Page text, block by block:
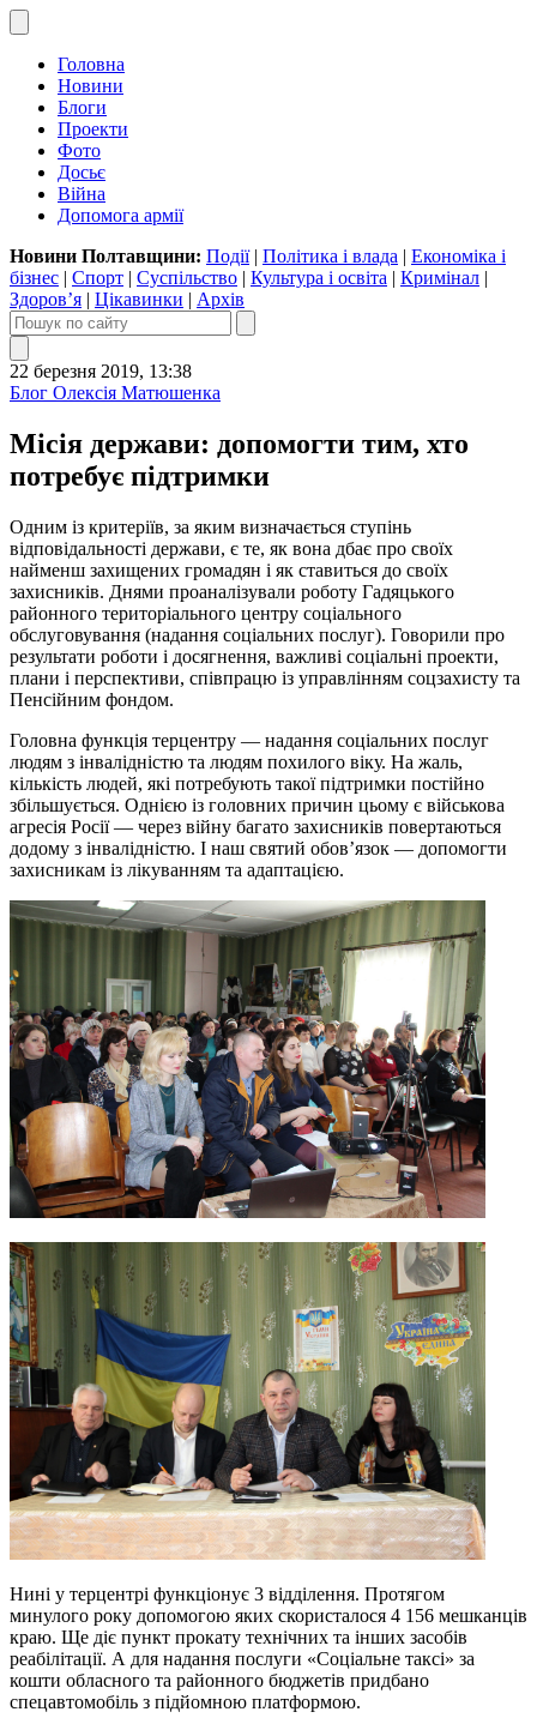
Головна
Новини
Блоги
Проекти
Фото
Досьє
Війна
Допомога армії
Новини Полтавщини: Події| Політика і влада | Економіка і
бізнес | Спорт | Суспільство | Культура і освіта | Кримінал |
Здоров’я | Цікавинки | Архів
22 березня 2019, 13:38
Блог Олексія Матюшенка
Місія держави: допомогти тим, хто
потребує підтримки
Одним із критеріїв, за яким визначається ступінь
відповідальності держави, є те, як вона дбає про своїх
найменш захищених громадян і як ставиться до своїх
захисників. Днями проаналізували роботу Гадяцького
районного територіального центру соціального
обслуговування (надання соціальних послуг). Говорили про
результати роботи і досягнення, важливі соціальні проекти,
плани і перспективи, співпрацю із управлінням соцзахисту та
Пенсійним фондом.
Головна функція терцентру — надання соціальних послуг
людям з інвалідністю та людям похилого віку. На жаль,
кількість людей, які потребують такої підтримки постійно
збільшується. Однією із головних причин цьому є військова
агресія Росії — через війну багато захисників повертаються
додому з інвалідністю. І наш святий обов’язок — допомогти
захисникам із лікуванням та адаптацією.
Нині у терцентрі функціонує 3 відділення. Протягом
минулого року допомогою яких скористалося 4 156 мешканців
краю. Ще діє пункт прокату технічних та інших засобів
реабілітації. А для надання послуги «Соціальне таксі» за
кошти обласного та районного бюджетів придбано
спецавтомобіль з підйомною платформою.